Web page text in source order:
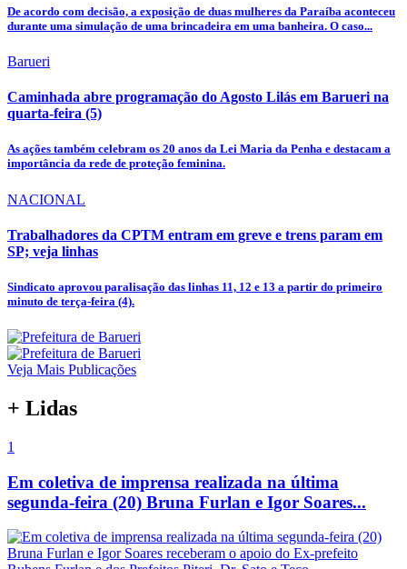
De acordo com decisão, a exposição de duas mulheres da Paraíba aconteceu
durante uma simulação de uma brincadeira em uma banheira. O caso...
Barueri
Caminhada abre programação do Agosto Lilás em Barueri na
quarta-feira (5)
As ações também celebram os 20 anos da Lei Maria da Penha e destacam a
importância da rede de proteção feminina.
NACIONAL
Trabalhadores da CPTM entram em greve e trens param em
SP; veja linhas
Sindicato aprovou paralisação das linhas 11, 12 e 13 a partir do primeiro
minuto de terça-feira (4).
Veja Mais Publicações
+ Lidas
1
Em coletiva de imprensa realizada na última
segunda-feira (20) Bruna Furlan e Igor Soares...